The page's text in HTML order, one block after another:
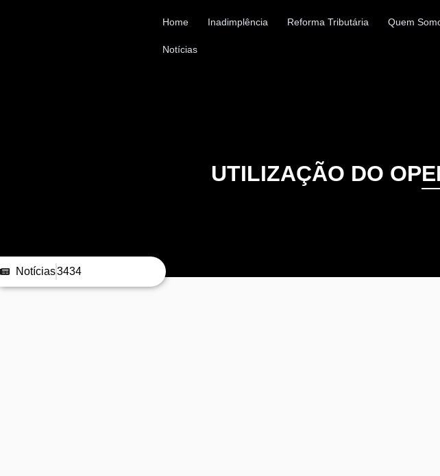
Home Inadimplência Reforma Tributária Quem
Notícias
UTILIZAÇÃO DO
Notícias3434